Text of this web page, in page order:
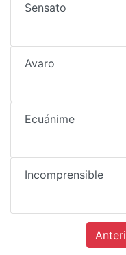
Sensato
Avaro
Ecuánime
Incomprensible